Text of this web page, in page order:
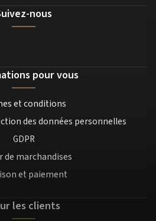
nous
pour vous
et conditions
des données personnelles
GDPR
de marchandises
et paiement
les clients